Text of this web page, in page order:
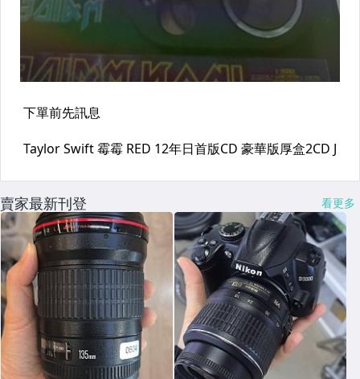
賣家最新刊登 看更多